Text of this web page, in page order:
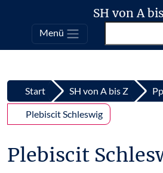
Top
Zum Inhalt springen
SH von A
Menü
Start SH von A bis Z Pp
Plebiscit Schleswig
Plebiscit